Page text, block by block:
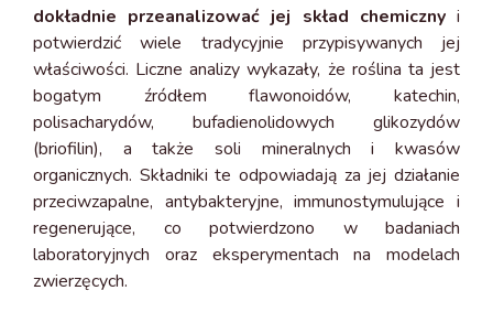
dokładnie przeanalizować jej skład chemicznyi
potwierdzić wiele tradycyjnie przypisywanych jej
właściwości. Liczne analizy wykazały, że roślina ta jest
bogatym źródłem flawonoidów, katechin,
polisacharydów, bufadienolidowych glikozydów
(briofilin), a także soli mineralnych i kwasów
organicznych. Składniki te odpowiadają za jej działanie
przeciwzapalne, antybakteryjne, immunostymulujące i
regenerujące, co potwierdzono w badaniach
laboratoryjnych oraz eksperymentach na modelach
zwierzęcych.